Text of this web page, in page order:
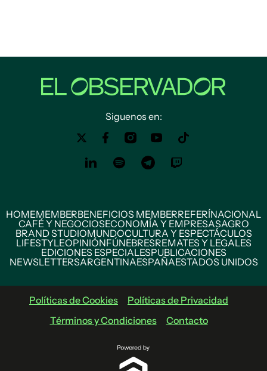
Siguenos en:
HOMEMEMBERBENEFICIOS MEMBERREFERÍNACIONAL
CAFÉ Y NEGOCIOSECONOMÍA Y EMPRESASAGRO
BRAND STUDIOMUNDOCULTURA Y ESPECTÁCULOS
LIFESTYLEOPINIÓNFÚNEBRESREMATES Y LEGALES
EDICIONES ESPECIALESPUBLICACIONES
NEWSLETTERSARGENTINAESPAÑAESTADOS UNIDOS
Políticas de Cookies
Políticas de Privacidad
Términos y Condiciones
Contacto